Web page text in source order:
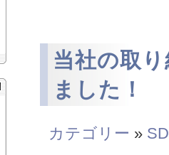
当社の取
ました！
カテゴリー »